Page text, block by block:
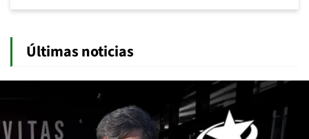
Últimas noticias